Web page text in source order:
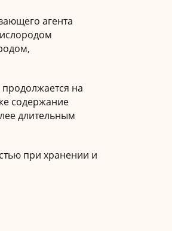
агента
на
содержание
длительным
при хранении и